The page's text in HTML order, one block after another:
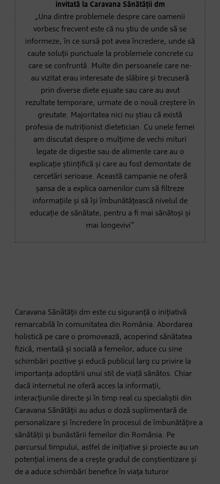
invitată la Caravana Sănătății dm
„Una dintre problemele despre care oamenii
vorbesc frecvent este că nu știu de unde să se
informeze, în ce sursă pot avea încredere, unde să
caute soluții punctuale la problemele concrete cu
care se confruntă. Multe din persoanele care ne-
au vizitat erau interesate de slăbire și trecuseră
prin diverse diete eșuate sau care au avut
rezultate temporare, urmate de o nouă creștere în
greutate. Majoritatea nici nu știau că există
profesia de nutriționist dietetician. Cu unele femei
am discutat despre o mulțime de vechi mituri
legate de digestie sau de alimente care au o
explicație științifică și care au fost demontate de
cercetări serioase. Această campanie ne oferă
șansa de a explica oamenilor cum să filtreze
informațiile și să își îmbunătățească nivelul de
educație de sănătate, pentru a fi mai sănătoși și
mai longevivi”
Caravana Sănătății dm este cu siguranță o inițiativă
remarcabilă în comunitatea din România. Abordarea
holistică pe care o promovează, acoperind sănătatea
fizică, mentală și socială a femeilor, aduce cu sine
schimbări pozitive și educă publicul larg cu privire la
importanța adoptării unui stil de viață sănătos. Chiar
dacă internetul ne oferă acces la informații,
interacțiunile directe și în timp real cu specialiștii din
Caravana Sănătății au adus o doză suplimentară de
personalizare și încredere în procesul de îmbunătățire a
sănătății și bunăstării femeilor din România. Pe
parcursul timpului, astfel de inițiative și proiecte au un
potențial imens de a crește gradul de conștientizare și
de a aduce schimbări benefice în viața tuturor.